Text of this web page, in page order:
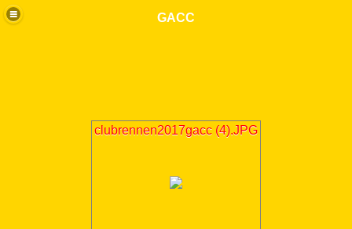
GACC
clubrennen2017gacc (4).JPG